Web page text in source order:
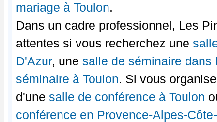
mariage à Toulon.
Dans un cadre professionnel, Les
attentes si vous recherchez une
D'Azur, une salle de séminaire dans
séminaire à Toulon. Si vous
d'une salle de conférence à Toulon
conférence en Provence-Alpes-